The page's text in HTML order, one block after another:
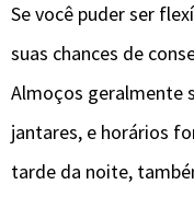
Se você puder ser
suas chances de
Almoços geralmente
jantares, e horários
tarde da noite,